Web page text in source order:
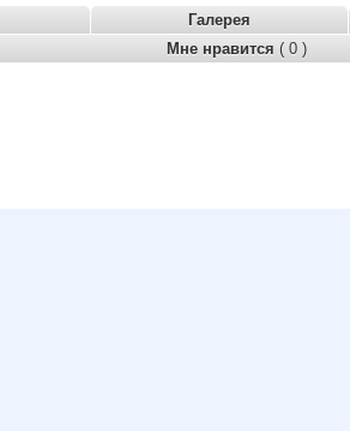
Галерея
Мне нравится ( 0 )